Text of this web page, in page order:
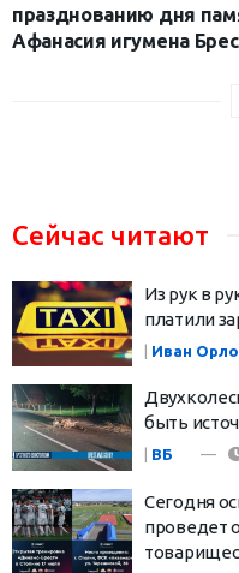
празднованию дня
Афанасия игумена
Сейчас читают
Из рук в
платили
| Иван
быть
ВБ
Сегодня
проведет